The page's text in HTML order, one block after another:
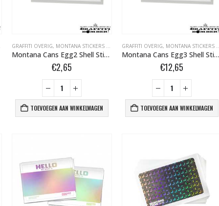
GRAFFITI OVERIG, MONTANA STICKERS BOMBER.NL
Montana Cans Egg2 Shell Stickers White 10st 505002
€2,65
TOEVOEGEN AAN WINKELWAGEN
GRAFFITI OVERIG, MONTANA STICKERS BOMBER.NL
Montana Cans Egg3 Shell Stickers White 50st 505003
€12,65
TOEVOEGEN AAN WINKELWAGEN